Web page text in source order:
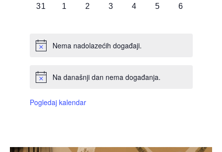
0
31
0
1
0
2
0
3
0
4
0
5
0
6
Nema nadolazećih događaji.
Na današnji dan nema događanja.
Pogledaj kalendar